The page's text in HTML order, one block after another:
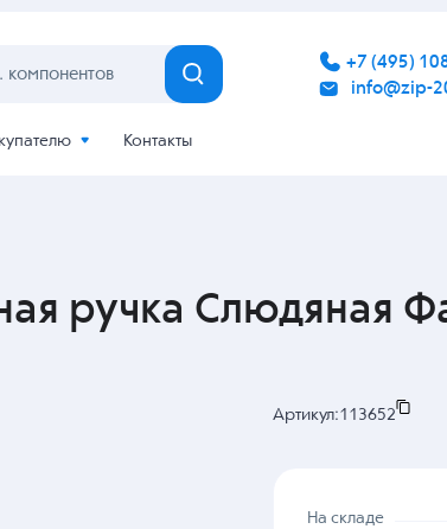
+7 (495)
info@zip-
Контакты
ручка Слюдяная
Артикул:113652
На складе